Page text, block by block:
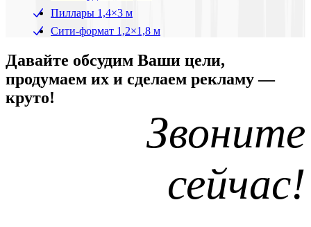
Пиллары 1,4×3 м
Сити-формат 1,2×1,8 м
Давайте обсудим Ваши цели,
продумаем их и сделаем рекламу —
круто!
Звоните
сейчас!